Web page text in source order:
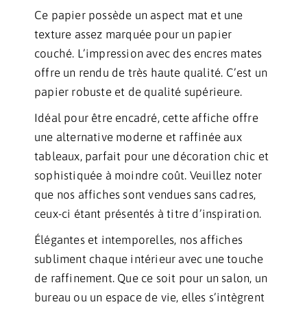
Ce papier possède un aspect mat et une
texture assez marquée pour un papier
couché. L’impression avec des encres mates
offre un rendu de très haute qualité. C’est un
papier robuste et de qualité supérieure.
Idéal pour être encadré, cette affiche offre
une alternative moderne et raffinée aux
tableaux, parfait pour une décoration chic et
sophistiquée à moindre coût. Veuillez noter
que nos affiches sont vendues sans cadres,
ceux-ci étant présentés à titre d’inspiration.
Élégantes et intemporelles, nos affiches
subliment chaque intérieur avec une touche
de raffinement. Que ce soit pour un salon, un
bureau ou un espace de vie, elles s’intègrent